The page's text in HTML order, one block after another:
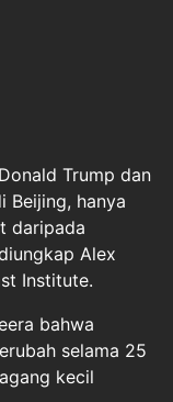
Trump dan
Beijing, hanya
daripada
Alex
Institute.
bahwa
selama 25
kecil